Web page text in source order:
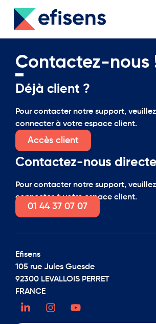
Contactez-nous
Déjà client ?
Pour contacter notre support,
connecter à votre espace client.
Accès client
Contactez-nous
Pour contacter notre support,
connecter à votre espace client.
01 44 37 07 07
Efisens
105 rue Jules Guesde
92300 LEVALLOIS PERRET
FRANCE